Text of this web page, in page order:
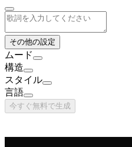
その他の設定
ムード
構造
スタイル
言語
今すぐ無料で生成